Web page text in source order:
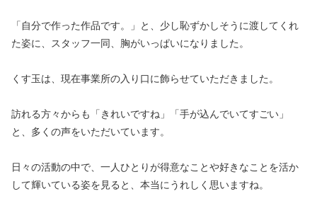
「自分で作った作品です。」と、少し恥ずかしそうに渡してくれ
た姿に、スタッフ一同、胸がいっぱいになりました。
くす玉は、現在事業所の入り口に飾らせていただきました。
訪れる方々からも「きれいですね」「手が込んでいてすごい」
と、多くの声をいただいています。
日々の活動の中で、一人ひとりが得意なことや好きなことを活か
して輝いている姿を見ると、本当にうれしく思いますね。